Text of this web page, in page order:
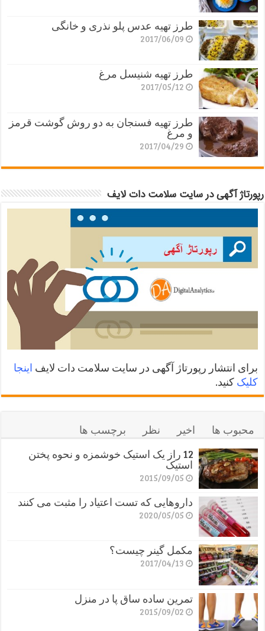
طرز تهیه عدس پلو نذری و خانگی
2017/06/09
طرز تهیه شنیسل مرغ
2017/05/12
طرز تهیه فسنجان به دو روش گوشت قرمز
و مرغ
2017/04/29
رپورتاژ آگهی در سایت سلامت دات لایف
برای انتشار رپورتاژ آگهی در سایت سلامت دات لایف اینجا
کلیک کنید.
محبوب ها اخیر نظر
برچسب ها
12 راز یک استیک خوشمزه و نحوه پختن
استیک
2015/09/05
داروهایی که تست اعتیاد را مثبت می کنند
2020/05/05
مکمل گینر چیست؟
2017/04/13
تمرین ساده ساق پا در منزل
2015/09/02